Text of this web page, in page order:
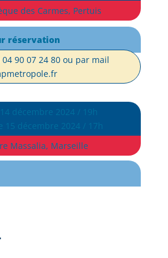
des Carmes, Pertuis
réservation
90 07 24 80 ou par mail
décembre 2024 / 19h
15 décembre 2024 / 17h
Massalia, Marseille